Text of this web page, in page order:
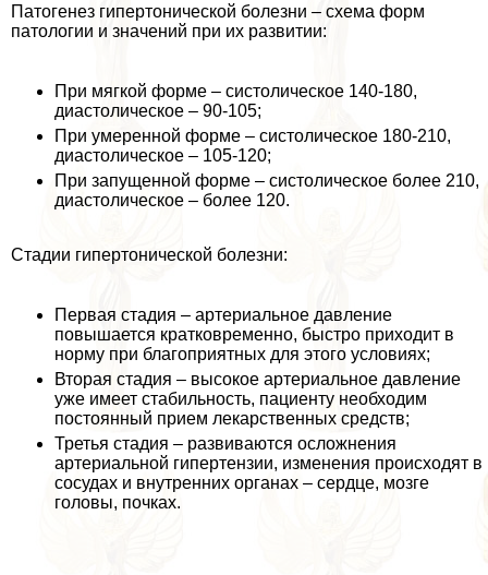
Патогенез гипертонической болезни – схема форм
патологии и значений при их развитии:
При мягкой форме – систолическое 140-180,
диастолическое – 90-105;
При умеренной форме – систолическое 180-210,
диастолическое – 105-120;
При запущенной форме – систолическое более 210,
диастолическое – более 120.
Стадии гипертонической болезни:
Первая стадия – артериальное давление
повышается кратковременно, быстро приходит в
норму при благоприятных для этого условиях;
Вторая стадия – высокое артериальное давление
уже имеет стабильность, пациенту необходим
постоянный прием лекарственных средств;
Третья стадия – развиваются осложнения
артериальной гипертензии, изменения происходят в
сосудах и внутренних органах – сердце, мозге
головы, почках.